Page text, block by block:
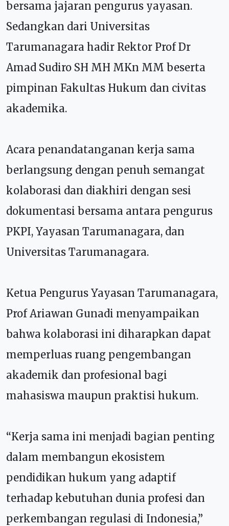
bersama jajaran pengurus yayasan.
Sedangkan dari Universitas
Tarumanagara hadir Rektor Prof Dr
Amad Sudiro SH MH MKn MM beserta
pimpinan Fakultas Hukum dan civitas
akademika.
Acara penandatanganan kerja sama
berlangsung dengan penuh semangat
kolaborasi dan diakhiri dengan sesi
dokumentasi bersama antara pengurus
PKPI, Yayasan Tarumanagara, dan
Universitas Tarumanagara.
Ketua Pengurus Yayasan Tarumanagara,
Prof Ariawan Gunadi menyampaikan
bahwa kolaborasi ini diharapkan dapat
memperluas ruang pengembangan
akademik dan profesional bagi
mahasiswa maupun praktisi hukum.
“Kerja sama ini menjadi bagian penting
dalam membangun ekosistem
pendidikan hukum yang adaptif
terhadap kebutuhan dunia profesi dan
perkembangan regulasi di Indonesia,”